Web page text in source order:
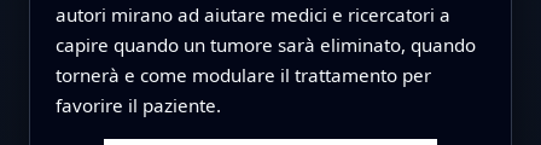
autori mirano ad aiutare medici e ricercatori a
capire quando un tumore sarà eliminato, quando
tornerà e come modulare il trattamento per
favorire il paziente.